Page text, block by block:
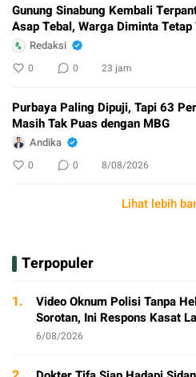
Gunung Sinabung Kembali
Asap Tebal, Warga Diminta Tetap
Redaksi
0 0 23 jam
Purbaya Paling Dipuji, Tapi 63
Masih Tak Puas dengan MBG
Andika
0 0 8/08/2026
Lihat lebih
Terpopuler
1.
Video Oknum Polisi Tanpa
Sorotan, Ini Respons Kasat
6/08/2026